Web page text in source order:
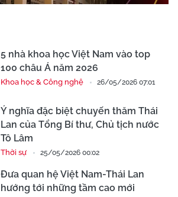
5 nhà khoa học Việt Nam vào top
100 châu Á năm 2026
Khoa học & Công nghệ 26/05/2026 07:01
Ý nghĩa đặc biệt chuyến thăm Thái
Lan của Tổng Bí thư, Chủ tịch nước
Tô Lâm
Thời sự 25/05/2026 00:02
Đưa quan hệ Việt Nam-Thái Lan
hướng tới những tầm cao mới